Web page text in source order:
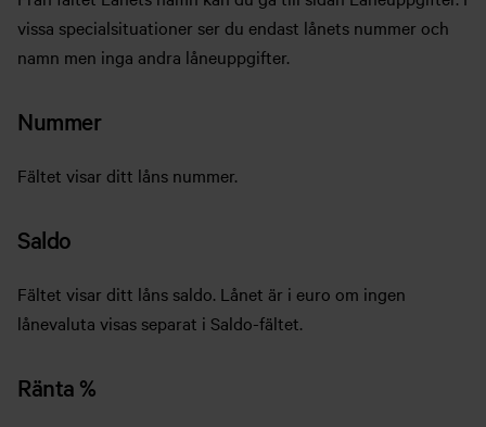
vissa specialsituationer ser du endast lånets nummer och
namn men inga andra låneuppgifter.
Nummer
Fältet visar ditt låns nummer.
Saldo
Fältet visar ditt låns saldo. Lånet är i euro om ingen
lånevaluta visas separat i Saldo-fältet.
Ränta %